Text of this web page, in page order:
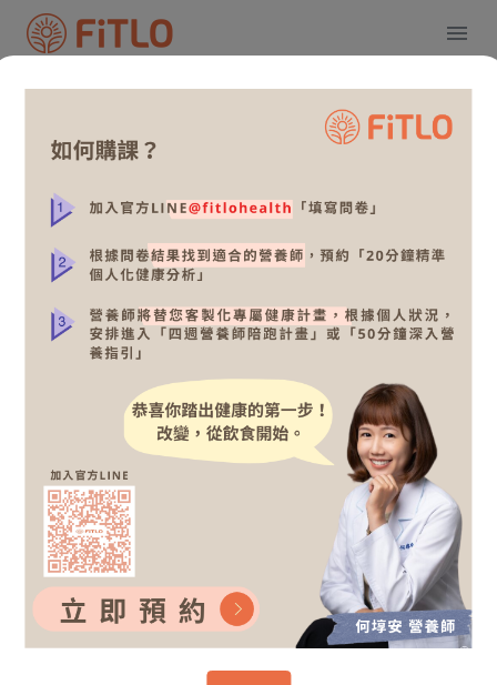
關於我 課程介紹 影片介紹 可預約時間預覽 評價
7堂課
從食物中發現「營養價值」，同時瞭解「潛在風險」，聰明
選擇更有方向！
曾於營養諮詢領域，對象涵蓋成長期兒童、上班族外食需求
及銀髮族健康照護，專業針對各年齡層所需營養素不同，結
合生活習慣，為您設計專屬一對一指導課程，教您如何用飲
食有效減去「體脂肪」。
✔️成長期兒童：成長發育需求，長高需要營養，但又擔心小